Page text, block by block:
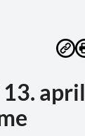
april